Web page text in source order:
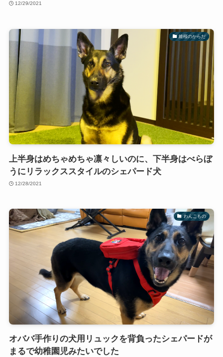
12/29/2021
維桜のからだ
上半身はめちゃめちゃ凛々しいのに、下半身はべらぼ
うにリラックススタイルのシェパード犬
12/28/2021
わんこもの
オババ手作りの犬用リュックを背負ったシェパードが
まるで幼稚園児みたいでした